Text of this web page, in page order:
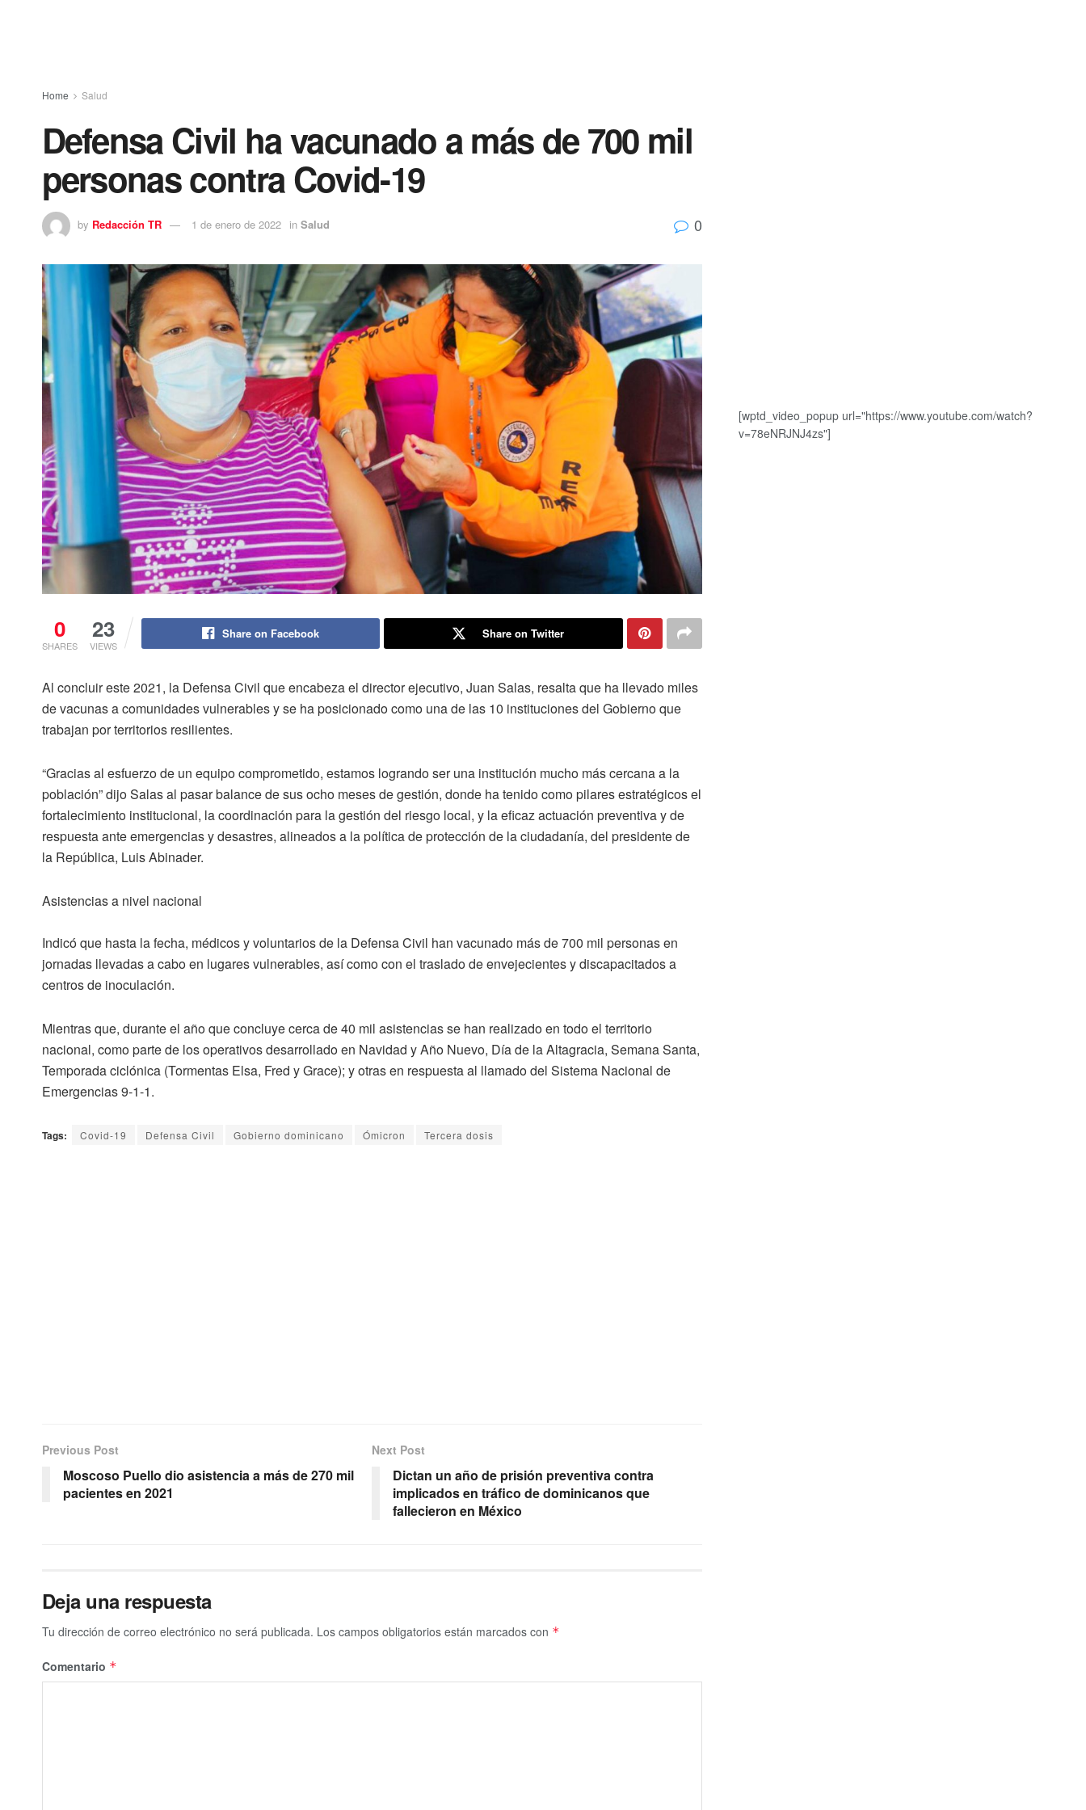
Home Salud
Defensa Civil ha vacunado a más de 700 mil
personas contra Covid-19
by Redacción TR 1 de enero de 2022 in Salud 0
0
SHARES
23
VIEWS
Share on Facebook Share on Twitter
Al concluir este 2021, la Defensa Civil que encabeza el director ejecutivo, Juan Salas, resalta que ha llevado miles
de vacunas a comunidades vulnerables y se ha posicionado como una de las 10 instituciones del Gobierno que
trabajan por territorios resilientes.
“Gracias al esfuerzo de un equipo comprometido, estamos logrando ser una institución mucho más cercana a la
población” dijo Salas al pasar balance de sus ocho meses de gestión, donde ha tenido como pilares estratégicos el
fortalecimiento institucional, la coordinación para la gestión del riesgo local, y la eficaz actuación preventiva y de
respuesta ante emergencias y desastres, alineados a la política de protección de la ciudadanía, del presidente de
la República, Luis Abinader.
Asistencias a nivel nacional
Indicó que hasta la fecha, médicos y voluntarios de la Defensa Civil han vacunado más de 700 mil personas en
jornadas llevadas a cabo en lugares vulnerables, así como con el traslado de envejecientes y discapacitados a
centros de inoculación.
Mientras que, durante el año que concluye cerca de 40 mil asistencias se han realizado en todo el territorio
nacional, como parte de los operativos desarrollado en Navidad y Año Nuevo, Día de la Altagracia, Semana Santa,
Temporada ciclónica (Tormentas Elsa, Fred y Grace); y otras en respuesta al llamado del Sistema Nacional de
Emergencias 9-1-1.
Tags: Covid-19 Defensa Civil Gobierno dominicano Ómicron Tercera dosis
Previous Post
Moscoso Puello dio asistencia a más de 270 mil
pacientes en 2021
Next Post
Dictan un año de prisión preventiva contra
implicados en tráfico de dominicanos que
fallecieron en México
Deja una respuesta
Tu dirección de correo electrónico no será publicada. Los campos obligatorios están marcados con *
Comentario *
[wptd_video_popup url="https://www.youtube.com/watch?
v=78eNRJNJ4zs"]